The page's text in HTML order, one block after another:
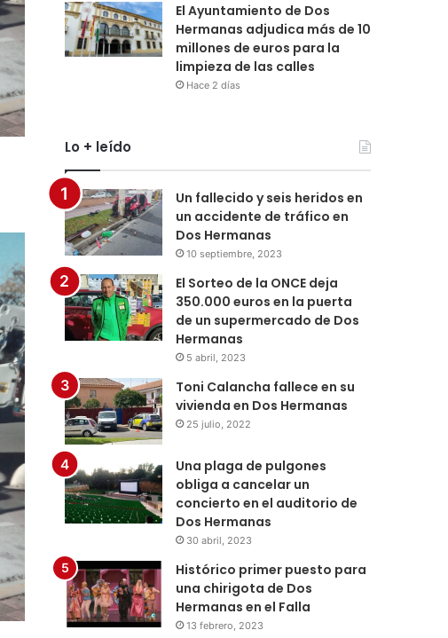
El Ayuntamiento de Dos
Hermanas adjudica más de 10
millones de euros para la
limpieza de las calles
Hace 2 días
Lo + leído
Un fallecido y seis heridos en
un accidente de tráfico en
Dos Hermanas
10 septiembre, 2023
El Sorteo de la ONCE deja
350.000 euros en la puerta
de un supermercado de Dos
Hermanas
5 abril, 2023
Toni Calancha fallece en su
vivienda en Dos Hermanas
25 julio, 2022
Una plaga de pulgones
obliga a cancelar un
concierto en el auditorio de
Dos Hermanas
30 abril, 2023
Histórico primer puesto para
una chirigota de Dos
Hermanas en el Falla
13 febrero, 2023